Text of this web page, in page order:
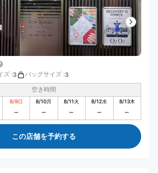
ズ :3 バッグサイズ :3
空き時間
8/9日 8/10月 8/11火 8/12水 8/13木
この店舗を予約する